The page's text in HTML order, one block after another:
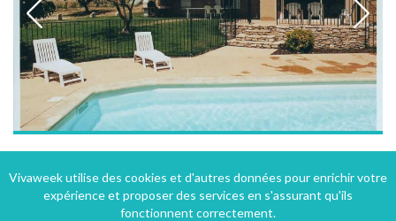
Maison en campagne dans le Luberon.
Apt (8 km), Vaucluse, Provence-Alpes-Côte d'Azur, France
Vivaweek utilise des cookies et d'autres données pour enrichir votre
expérience et proposer des services en s'assurant qu'ils
fonctionnent correctement.